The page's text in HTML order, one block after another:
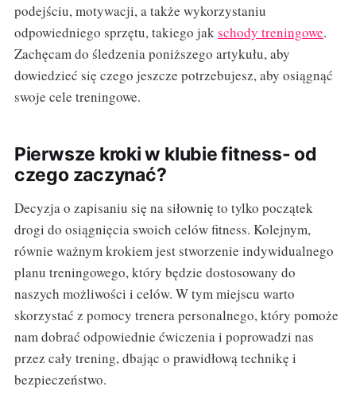
podejściu, motywacji, a także wykorzystaniu
odpowiedniego sprzętu, takiego jakschody treningowe.
Zachęcam do śledzenia poniższego artykułu, aby
dowiedzieć się czego jeszcze potrzebujesz, aby osiągnąć
swoje cele treningowe.
Pierwsze kroki w klubie fitness- od
czego zaczynać?
Decyzja o zapisaniu się na siłownię to tylko początek
drogi do osiągnięcia swoich celów fitness. Kolejnym,
równie ważnym krokiem jest stworzenie indywidualnego
planu treningowego, który będzie dostosowany do
naszych możliwości i celów. W tym miejscu warto
skorzystać z pomocy trenera personalnego, który pomoże
nam dobrać odpowiednie ćwiczenia i poprowadzi nas
przez cały trening, dbając o prawidłową technikę i
bezpieczeństwo.